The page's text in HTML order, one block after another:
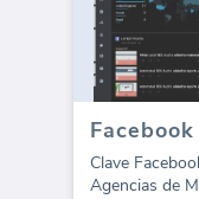
Clave
Agencias de